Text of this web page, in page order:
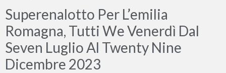
Superenalotto Per L’emilia
Romagna, Tutti We Venerdì Dal
Seven Luglio Al Twenty Nine
Dicembre 2023